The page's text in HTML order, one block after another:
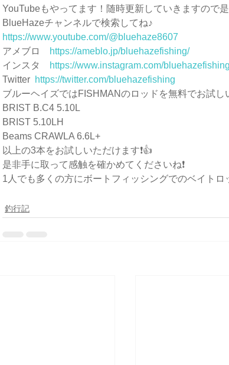
YouTubeもやってます！随時更新していきますので
BlueHazeチャンネルで検索してね♪
https://www.youtube.com/@bluehaze8607
アメブロ
https://ameblo.jp/bluehazefishing/
インスタ
https://www.instagram.com/bluehazefishing
Twitter https://twitter.com/bluehazefishing
ブルーヘイズではFISHMANのロッドを無料でお試し
BRIST B.C4 5.10L
BRIST 5.10LH
Beams CRAWLA 6.6L+
以上の3本をお試しいただけます❗️👍
是非手に取って感触を確かめてくださいね❗️
1人でも多くの方にボートフィッシングでのベイトロ
釣行記